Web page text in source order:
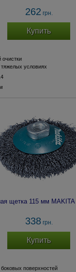
262 грн.
Купить
очистки
условиях
150 мм
щетка 115 мм MAKITA
338грн.
Купить
боковых поверхностей